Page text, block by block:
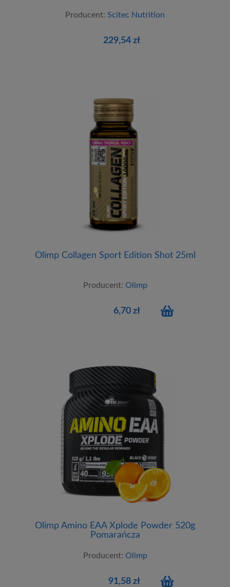
Producent: Scitec Nutrition
229,54 zł
Olimp Collagen Sport Edition Shot 25ml
Producent: Olimp
6,70 zł
Olimp Amino EAA Xplode Powder 520g
Pomarańcza
Producent: Olimp
91,58 zł